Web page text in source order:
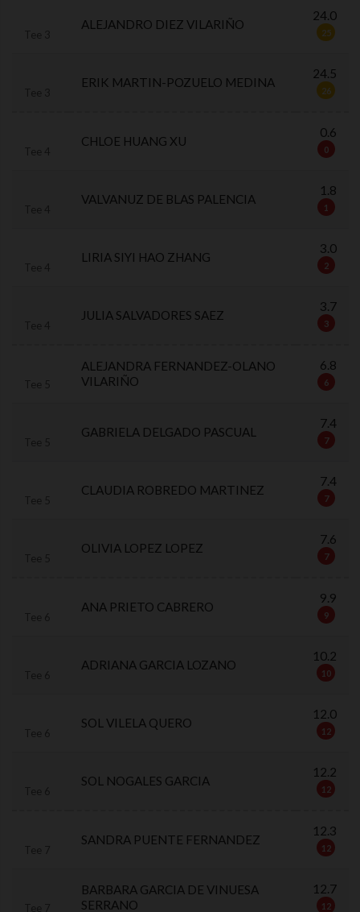
ALEJANDRO DIEZ VILARIÑO
24.0
25
ERIK MARTIN-POZUELO MEDINA
24.5
26
CHLOE HUANG XU
0.6
0
VALVANUZ DE BLAS PALENCIA
1.8
1
LIRIA SIYI HAO ZHANG
3.0
2
JULIA SALVADORES SAEZ
3.7
3
ALEJANDRA FERNANDEZ-OLANO
VILARIÑO
6.8
6
GABRIELA DELGADO PASCUAL
7.4
7
CLAUDIA ROBREDO MARTINEZ
7.4
7
OLIVIA LOPEZ LOPEZ
7.6
7
ANA PRIETO CABRERO
9.9
9
ADRIANA GARCIA LOZANO
10.2
10
SOL VILELA QUERO
12.0
12
SOL NOGALES GARCIA
12.2
12
SANDRA PUENTE FERNANDEZ
12.3
12
BARBARA GARCIA DE VINUESA
SERRANO
12.7
12